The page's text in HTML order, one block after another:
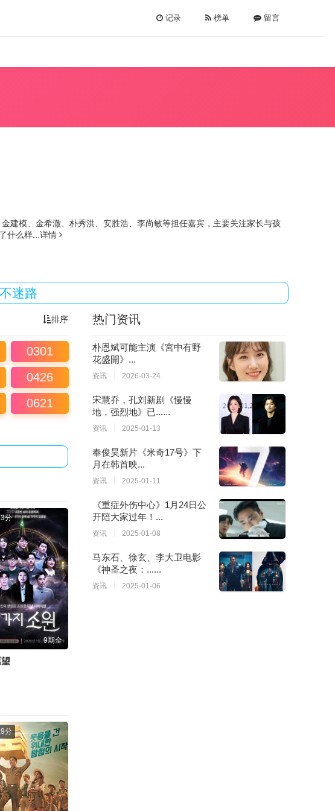
记录 榜单 留言
建模、金希澈、朴秀洪、安胜浩、李尚敏等担任嘉宾，主要关注家长与孩
什么样... 详情
迷路
排序
0301
0426
0621
分
9期全
分
热门资讯
朴恩斌可能主演《宮中有野
花盛開》...
资讯 2026-03-24
宋慧乔，孔刘新剧《慢慢
地，强烈地》已......
资讯 2025-01-13
奉俊昊新片《米奇17号》下
月在韩首映...
资讯 2025-01-11
《重症外伤中心》1月24日公
开陪大家过年！...
资讯 2025-01-08
马东石、徐玄、李大卫电影
《神圣之夜：......
资讯 2025-01-06